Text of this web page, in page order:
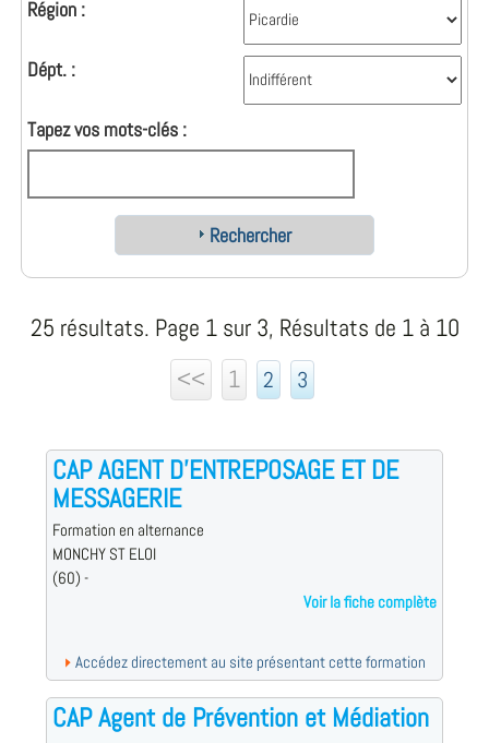
Région :
Dépt. :
Tapez vos mots-clés :
Rechercher
25 résultats. Page 1 sur 3, Résultats de 1 à 10
<<
1 2 3
CAP AGENT D’ENTREPOSAGE ET DE
MESSAGERIE
Formation en alternance
MONCHY ST ELOI
(60) -
Voir la fiche complète
Accédez directement au site présentant cette formation
CAP Agent de Prévention et Médiation